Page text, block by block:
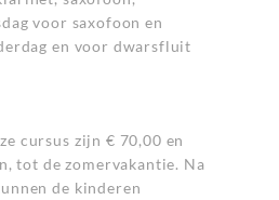
voor saxofoon en
en voor dwarsfluit
cursus zijn € 70,00 en
tot de zomervakantie. Na
de kinderen